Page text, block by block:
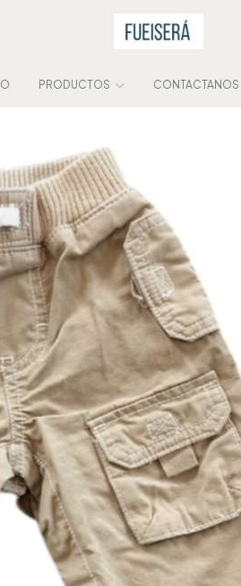
PRODUCTOS CONTACTANOS